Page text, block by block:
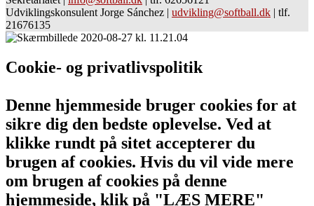
Udviklingskonsulent Jorge Sánchez | udvikling@softball.dk | tlf.
21676135
Cookie- og privatlivspolitik
Denne hjemmeside bruger cookies for at
sikre dig den bedste oplevelse. Ved at
klikke rundt på sitet accepterer du
brugen af cookies. Hvis du vil vide mere
om brugen af cookies på denne
hjemmeside, klik på "LÆS MERE"